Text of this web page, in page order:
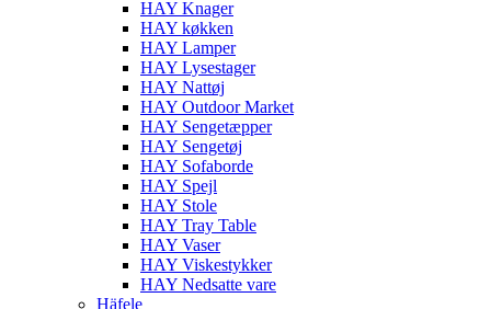
HAY Knager
HAY køkken
HAY Lamper
HAY Lysestager
HAY Nattøj
HAY Outdoor Market
HAY Sengetæpper
HAY Sengetøj
HAY Sofaborde
HAY Spejl
HAY Stole
HAY Tray Table
HAY Vaser
HAY Viskestykker
HAY Nedsatte vare
Häfele